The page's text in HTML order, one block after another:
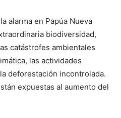
alarma en Papúa Nueva
biodiversidad,
catástrofes ambientales
las actividades
deforestación incontrolada.
expuestas al aumento del